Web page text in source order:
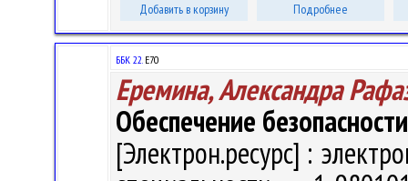
Добавить в корзину Подробнее
ББК 22.Е70
Еремина, Александра
Обеспечение
[Электрон.ресурс] :